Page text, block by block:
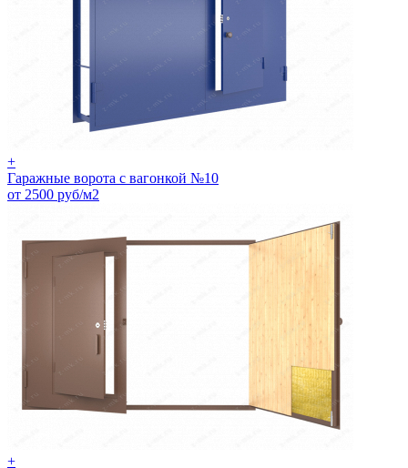
+
Гаражные ворота с вагонкой №10
от 2500 руб/м2
+